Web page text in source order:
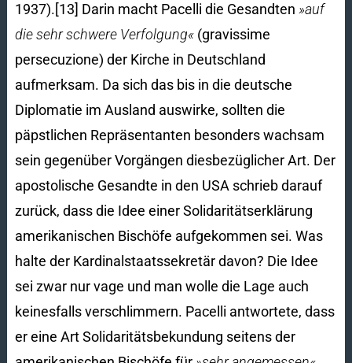
1937).[13] Darin macht Pacelli die Gesandten »auf
die sehr schwere Verfolgung«(gravissime
persecuzione) der Kirche in Deutschland
aufmerksam. Da sich das bis in die deutsche
Diplomatie im Ausland auswirke, sollten die
päpstlichen Repräsentanten besonders wachsam
sein gegenüber Vorgängen diesbezüglicher Art. Der
apostolische Gesandte in den USA schrieb darauf
zurück, dass die Idee einer Solidaritätserklärung
amerikanischen Bischöfe aufgekommen sei. Was
halte der Kardinalstaatssekretär davon? Die Idee
sei zwar nur vage und man wolle die Lage auch
keinesfalls verschlimmern. Pacelli antwortete, dass
er eine Art Solidaritätsbekundung seitens der